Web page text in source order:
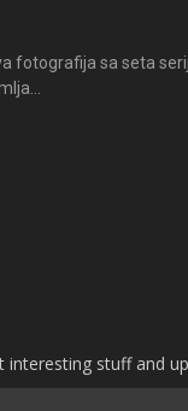
fotografija sa seta
interesting stuff and